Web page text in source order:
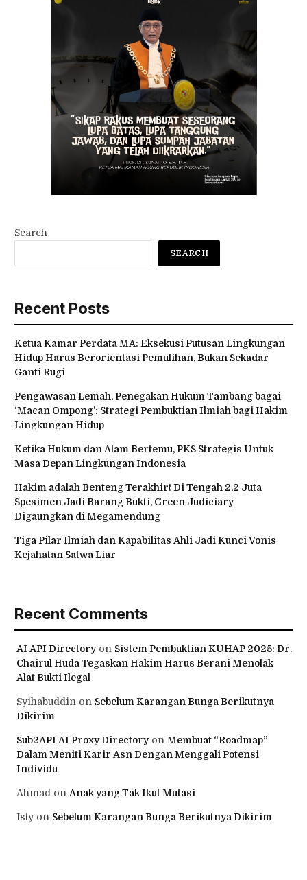
Search
SEARCH
Recent Posts
Ketua Kamar Perdata MA: Eksekusi Putusan Lingkungan
Hidup Harus Berorientasi Pemulihan, Bukan Sekadar
Ganti Rugi
Pengawasan Lemah, Penegakan Hukum Tambang bagai
‘Macan Ompong’: Strategi Pembuktian Ilmiah bagi Hakim
Lingkungan Hidup
Ketika Hukum dan Alam Bertemu, PKS Strategis Untuk
Masa Depan Lingkungan Indonesia
Hakim adalah Benteng Terakhir! Di Tengah 2,2 Juta
Spesimen Jadi Barang Bukti, Green Judiciary
Digaungkan di Megamendung
Tiga Pilar Ilmiah dan Kapabilitas Ahli Jadi Kunci Vonis
Kejahatan Satwa Liar
Recent Comments
AI API Directoryon Sistem Pembuktian KUHAP 2025: Dr.
Chairul Huda Tegaskan Hakim Harus Berani Menolak
Alat Bukti Ilegal
Syihabuddin on Sebelum Karangan Bunga Berikutnya
Dikirim
Sub2API AI Proxy Directoryon Membuat “Roadmap”
Dalam Meniti Karir Asn Dengan Menggali Potensi
Individu
Ahmad on Anak yang Tak Ikut Mutasi
Istyon Sebelum Karangan Bunga Berikutnya Dikirim